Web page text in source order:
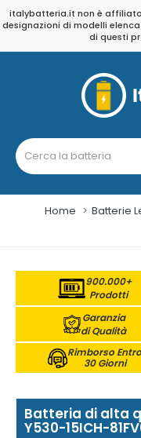
italybatteria.it non è affiliato
designazioni di modelli
di questi
Home Batterie
900.000+
Prodotti
Garanzia
di Qualità
Rimborso Entro
30 Giorni
Batteria di alta
Y530-15ICH-